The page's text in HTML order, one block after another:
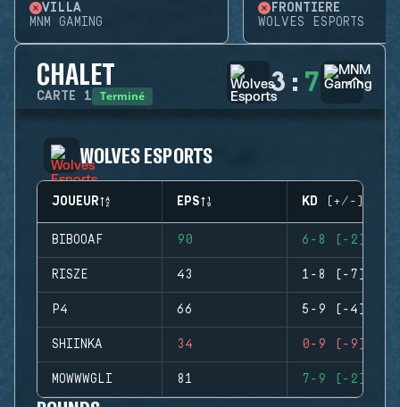
VILLA
MNM GAMING
FRONTIÈRE
WOLVES ESPORTS
CHALET
CARTE 1 Terminé 3 : 7
WOLVES ESPORTS
JOUEUR EPS KD (+/-)
BIBOOAF 90 6-8 (-2)
RISZE 43 1-8 (-7)
P4 66 5-9 (-4)
SHIINKA 34 0-9 (-9)
MOWWWGLI 81 7-9 (-2)